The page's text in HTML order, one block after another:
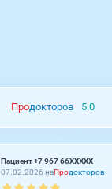
Продокторов 5.0
Пациент +7 967 66XXXXX
07.02.2026 наПродокторов